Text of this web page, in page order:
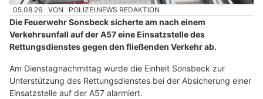
05.08.26 VON POLIZEI.NEWS REDAKTION
Die Feuerwehr Sonsbeck sicherte am nach einem
Verkehrsunfall auf der A57 eine Einsatzstelle des
Rettungsdienstes gegen den fließenden Verkehr ab.
Am Dienstagnachmittag wurde die Einheit Sonsbeck zur
Unterstützung des Rettungsdienstes bei der Absicherung einer
Einsatzstelle auf der A57 alarmiert.